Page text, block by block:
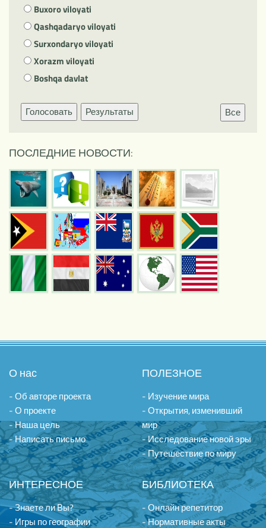
Buxoro viloyati
Qashqadaryo viloyati
Surxondaryo viloyati
Xorazm viloyati
Boshqa davlat
Голосовать Результаты Все
ПОСЛЕДНИЕ НОВОСТИ:
О нас
- Об авторе проекта
- О проекте
- Наша цель
- Написать письмо
ПОЛЕЗНОЕ
- Изучение мира
- Открытия, изменивший
мир
- Исследование новой эры
- Путешествие по миру
ИНТЕРЕСНОЕ
- Знаете ли Вы?
- Игры по географии
БИБЛИОТЕКА
- Онлайн репетитор
- Нормативные акты